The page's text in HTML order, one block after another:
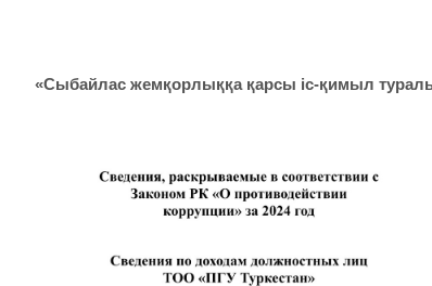
«Сыбайлас жемқорлыққа қарсы іс-қимыл